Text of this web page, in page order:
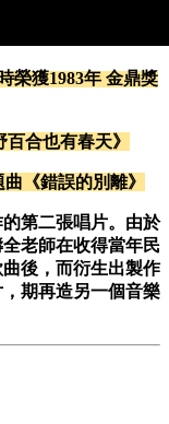
榮獲1983年 金鼎獎
合也有春天》
《錯誤的別離》
第二張唱片。由於
老師在收得當年民
後，而衍生出製作
期再造另一個音樂